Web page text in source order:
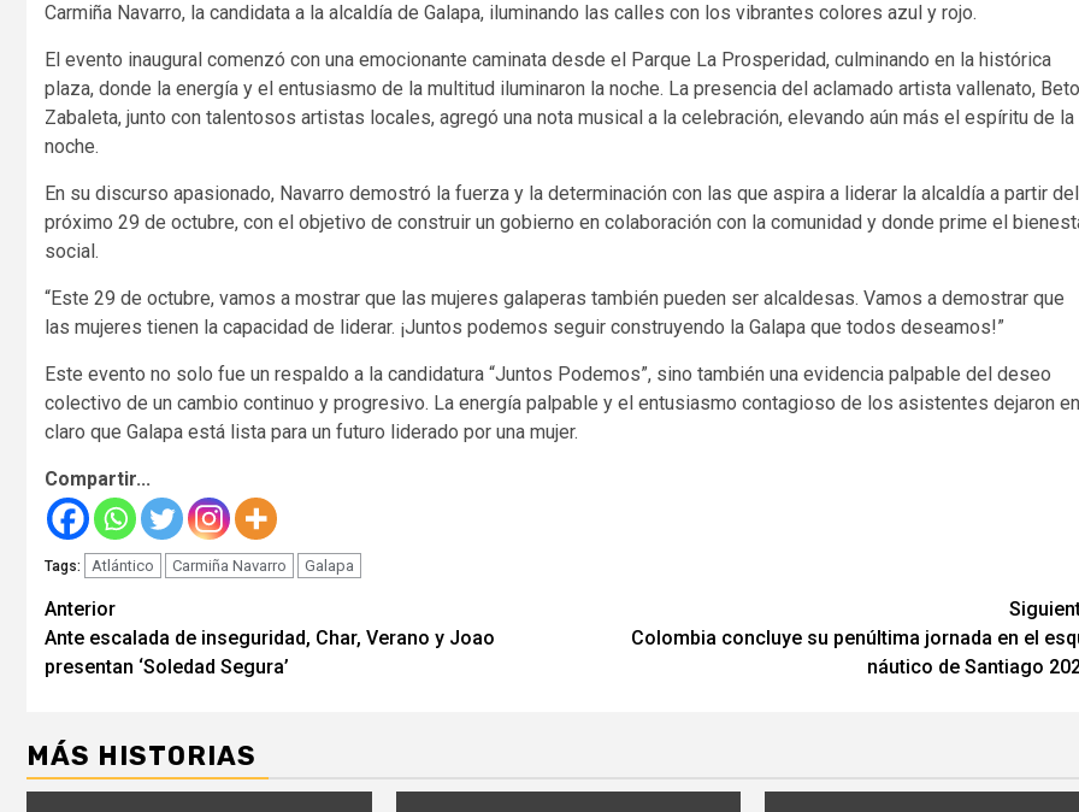
Carmiña Navarro, la candidata a la alcaldía de Galapa, iluminando las calles con los vibrantes colores azul y rojo.
El evento inaugural comenzó con una emocionante caminata desde el Parque La Prosperidad, culminando en la histórica
plaza, donde la energía y el entusiasmo de la multitud iluminaron la noche. La presencia del aclamado artista vallenato, Beto
Zabaleta, junto con talentosos artistas locales, agregó una nota musical a la celebración, elevando aún más el espíritu de la
noche.
En su discurso apasionado, Navarro demostró la fuerza y la determinación con las que aspira a liderar la alcaldía a partir del
próximo 29 de octubre, con el objetivo de construir un gobierno en colaboración con la comunidad y donde prime el
social.
“Este 29 de octubre, vamos a mostrar que las mujeres galaperas también pueden ser alcaldesas. Vamos a demostrar que
las mujeres tienen la capacidad de liderar. ¡Juntos podemos seguir construyendo la Galapa que todos deseamos!”
Este evento no solo fue un respaldo a la candidatura “Juntos Podemos”, sino también una evidencia palpable del deseo
colectivo de un cambio continuo y progresivo. La energía palpable y el entusiasmo contagioso de los asistentes dejaron en
claro que Galapa está lista para un futuro liderado por una mujer.
Compartir...
Tags: Atlántico Carmiña Navarro Galapa
Seguir
leyendo
Anterior
Ante escalada de inseguridad, Char, Verano y Joao
presentan ‘Soledad Segura’
Colombia concluye su penúltima jornada en el
náutico de Santiago
MÁS HISTORIAS